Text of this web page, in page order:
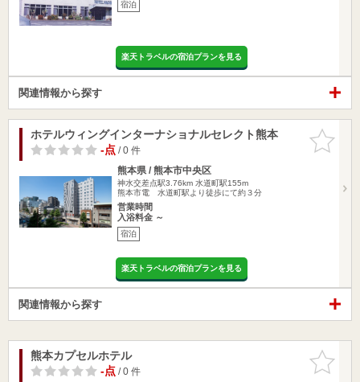
宿泊
楽天トラベルの宿泊プランを見る
関連情報から探す
お気に入
りに追加
ホテルウィングインターナショナルセレクト熊本
-点/ 0 件
熊本県 / 熊本市中央区
神水交差点駅3.76km 水道町駅155m
熊本市電 水道町駅より徒歩にて約３分
営業時間
入浴料金 ～
宿泊
楽天トラベルの宿泊プランを見る
関連情報から探す
お気に入
りに追加
熊本カプセルホテル
-点/ 0 件